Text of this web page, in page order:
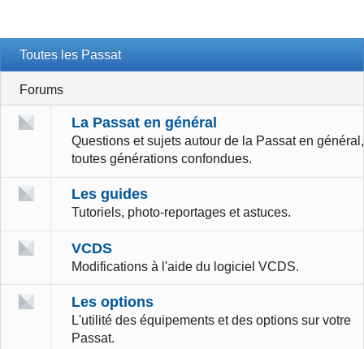
Toutes les Passat
Forums
La Passat en général
Questions et sujets autour de la Passat en général,
toutes générations confondues.
Les guides
Tutoriels, photo-reportages et astuces.
VCDS
Modifications à l'aide du logiciel VCDS.
Les options
L'utilité des équipements et des options sur votre
Passat.